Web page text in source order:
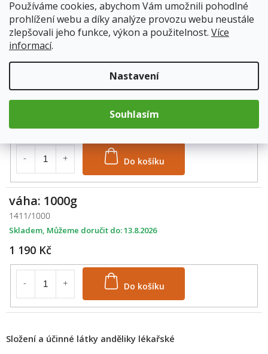
Používáme cookies, abychom Vám umožnili pohodlné
prohlížení webu a díky analýze provozu webu neustále
zlepšovali jeho funkce, výkon a použitelnost. Více
informací.
Nastavení
Souhlasím
Do košíku
1411/500
605 Kč
Do košíku
Skladem
váha: 1000g
1411/1000
1 190 Kč
Do košíku
Skladem 13.8.2026
Složení a účinné látky anděliky lékařské